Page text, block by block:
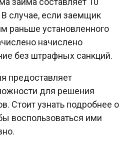
случае, если заемщик
раньше установленного
начислено
без штрафных санкций.
предоставляет
для решения
Стоит узнать подробнее о
воспользоваться ими